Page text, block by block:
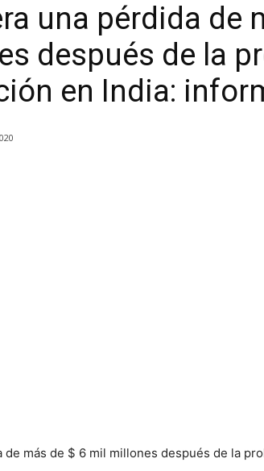
una pérdida de
después de la
en India: